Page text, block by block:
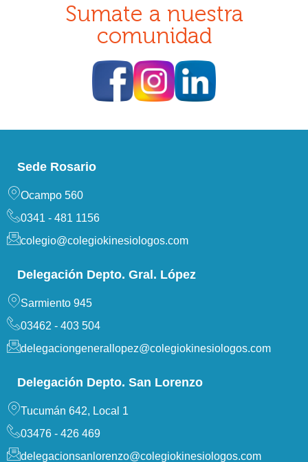
Sumate a nuestra
comunidad
Sede Rosario
Ocampo 560
0341 - 481 1156
colegio@colegiokinesiologos.com
Delegación Depto. Gral. López
Sarmiento 945
03462 - 403 504
delegaciongenerallopez@colegiokinesiologos.com
Delegación Depto. San Lorenzo
Tucumán 642, Local 1
03476 - 426 469
delegacionsanlorenzo@colegiokinesiologos.com